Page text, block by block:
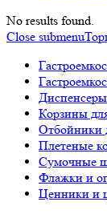
No results found.
Close submenu
Корзины
Отбойники
Плетеные
Сумочные
Флажки и
Ценники и